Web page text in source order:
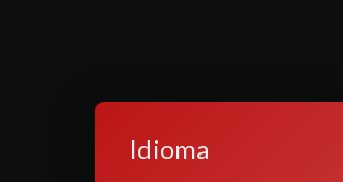
leo lins se pronuncia,
Idioma